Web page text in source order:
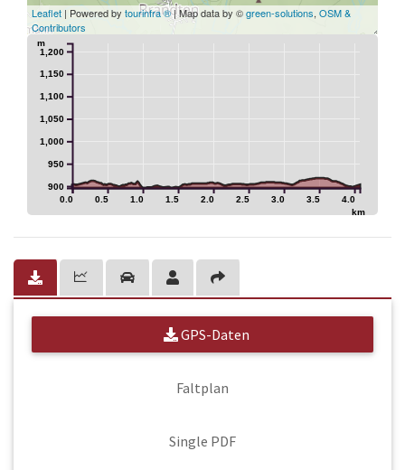
Leaflet | Powered by tourinfra ®| Map data by ©green-solutions, OSM &
Contributors
0.0 0.5 1.0 1.5 2.0 2.5 3.0 3.5 4.0
km
900
950
1,000
1,050
1,100
1,150
1,200
m
GPS-Daten
Faltplan
Single PDF